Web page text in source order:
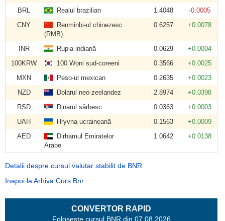
BRL
Realul brazilian 1.4048
-0.0005
CNY
Renminbi-ul chinezesc
(RMB)
0.6257 +0.0078
INR Rupia indiană 0.0629
+0.0004
100KRW
100 Woni sud-coreeni 0.3566
+0.0025
MXN
Peso-ul mexican 0.2635
+0.0023
NZD
Dolarul neo-zeelandez 2.8974
+0.0398
RSD
Dinarul sârbesc 0.0363
+0.0003
UAH
Hryvna ucraineană 0.1563
+0.0009
AED
Dirhamul Emiratelor
Arabe
1.0642 +0.0138
Detalii despre cursul valutar stabilit de BNR
Inapoi la Arhiva Curs Bnr
CONVERTOR RAPID
Foloseşte cursul BNR din 07.08.2026